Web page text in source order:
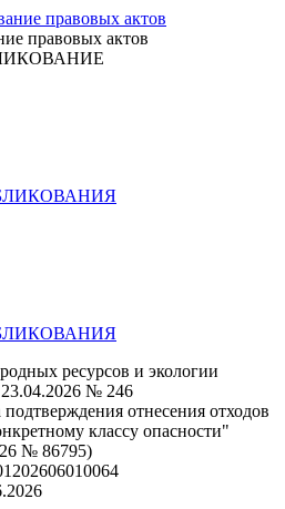
правовых актов
ресурсов и экологии
№ 246
отнесения отходов
классу опасности"
№ 86795)